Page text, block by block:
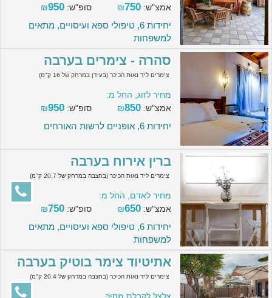
אמצ"ש:
₪750 סופ"ש: ₪950
יחידות 6, טיפולי ספא ועיסויים, מתאים
למשפחות
סהרה - צימרים בערבה
צימרים ליד נאות הכיכר (בעידן במרחק של 16 ק"מ)
מחיר לזוג, החל מ:
אמצ"ש:
₪850 סופ"ש: ₪950
יחידות 6, אופניים לרשות האורחים
ברין אירוח בערבה
צימרים ליד נאות הכיכר (בחצבה במרחק של 20.7 ק"מ)
מחיר לאדם, החל מ:
אמצ"ש:
₪650 סופ"ש: ₪750
יחידות 6, טיפולי ספא ועיסויים, מתאים
למשפחות
אתיטיוד צימר בוטיק בערבה
צימרים ליד נאות הכיכר (בחצבה במרחק של 20.4 ק"מ)